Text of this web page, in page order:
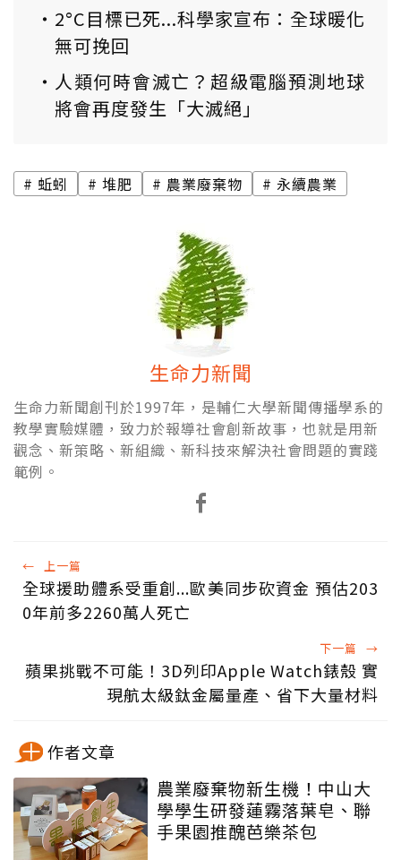
2°C目標已死...科學家宣布：全球暖化
無可挽回
人類何時會滅亡？超級電腦預測地球
將會再度發生「大滅絕」
蚯蚓 堆肥 農業廢棄物 永續農業
生命力新聞
生命力新聞創刊於1997年，是輔仁大學新聞傳播學系的
教學實驗媒體，致力於報導社會創新故事，也就是用新
觀念、新策略、新組織、新科技來解決社會問題的實踐
範例。
← 上一篇
全球援助體系受重創...歐美同步砍資金 預估203
0年前多2260萬人死亡
下一篇 →
蘋果挑戰不可能！3D列印Apple Watch錶殼 實
現航太級鈦金屬量產、省下大量材料
作者文章
農業廢棄物新生機！中山大
學學生研發蓮霧落葉皂、聯
手果園推醜芭樂茶包